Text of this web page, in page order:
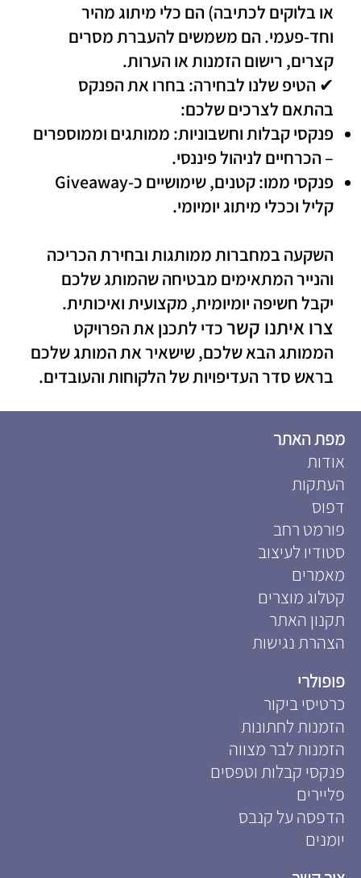
או בלוקים לכתיבה) הם כלי מיתוג מהיר
וחד-פעמי. הם משמשים להעברת מסרים
קצרים, רישום הזמנות או הערות.
✔ הטיפ שלנו לבחירה: בחרו את הפנקס
בהתאם לצרכים שלכם:
פנקסי קבלות וחשבוניות: ממותגים וממוספרים
– הכרחיים לניהול פיננסי.
פנקסי ממו:
קטנים, שימושיים כ-Giveaway
קליל וככלי מיתוג יומיומי.
השקעה במחברות ממותגותובחירת הכריכה
והנייר המתאימים מבטיחה שהמותג שלכם
יקבל חשיפה יומיומית, מקצועית ואיכותית.
צרו איתנו קשרכדי לתכנן את הפרויקט
הממותג הבא שלכם, שישאיר את המותג שלכם
בראש סדר העדיפויות של הלקוחות והעובדים.
מפת האתר
אודות
העתקות
דפוס
פורמט רחב
סטודיו לעיצוב
מאמרים
קטלוג מוצרים
תקנון האתר
הצהרת נגישות
פופולרי
כרטיסי ביקור
הזמנות לחתונות
הזמנות לבר מצווה
פנקסי קבלות וטפסים
פליירים
הדפסה על קנבס
יומנים